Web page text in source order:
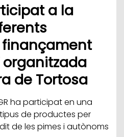
a la
de Tortosa
ha participat en una
de productes per
de les pimes i autònoms